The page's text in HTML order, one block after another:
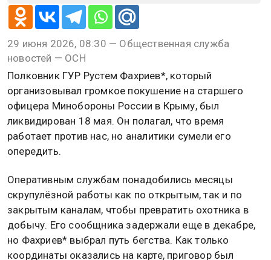
29 июня 2026, 08:30 — Общественная служба
новостей — ОСН
Полковник ГУР Рустем Фахриев*, который
организовывал громкое покушение на старшего
офицера Минобороны России в Крыму, был
ликвидирован 18 мая. Он полагал, что время
работает против нас, но аналитики сумели его
опередить.
Оперативным службам понадобились месяцы
скрупулёзной работы как по открытым, так и по
закрытым каналам, чтобы превратить охотника в
добычу. Его сообщника задержали еще в декабре,
но Фахриев* выбрал путь бегства. Как только
координаты оказались на карте, приговор был